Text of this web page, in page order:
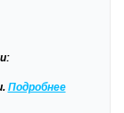
Подробнее